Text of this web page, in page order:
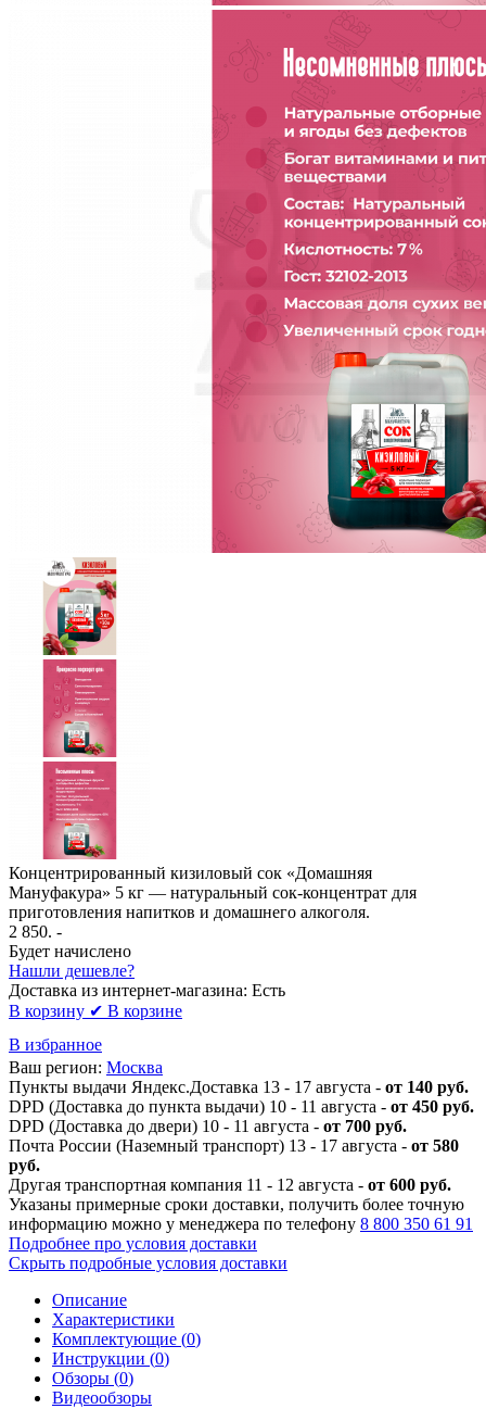
Концентрированный кизиловый сок «Домашняя
Мануфакура» 5 кг — натуральный сок-концентрат для
приготовления напитков и домашнего алкоголя.
2 850. -
Будет начислено
Нашли дешевле?
Доставка из интернет-магазина: Есть
В корзину ✔ В корзине
В избранное
Ваш регион: Москва
Пункты выдачи Яндекс.Доставка 13 - 17 августа - от 140 руб.
DPD (Доставка до пункта выдачи) 10 - 11 августа - от 450 руб.
DPD (Доставка до двери) 10 - 11 августа - от 700 руб.
Почта России (Наземный транспорт) 13 - 17 августа - от 580
руб.
Другая транспортная компания 11 - 12 августа - от 600 руб.
Указаны примерные сроки доставки, получить более точную
информацию можно у менеджера по телефону 8 800 350 61 91
Подробнее про условия доставки
Скрыть подробные условия доставки
Описание
Характеристики
Комплектующие (0)
Инструкции (0)
Обзоры (0)
Видеообзоры